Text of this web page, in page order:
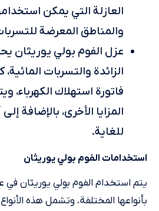
العازلة التي يمكن
والمناطق المعرضة
عزل الفوم بولي يوريثان
الزائدة والتسربات
فاتورة استهلاك الكهرباء،
المزايا الأخرى، بالإضافة
للغاية.
استخدامات الفوم بولي يوريثان
يتم استخدام الفوم بولي يوريثان
بأنواعها المختلفة، وتشمل هذه